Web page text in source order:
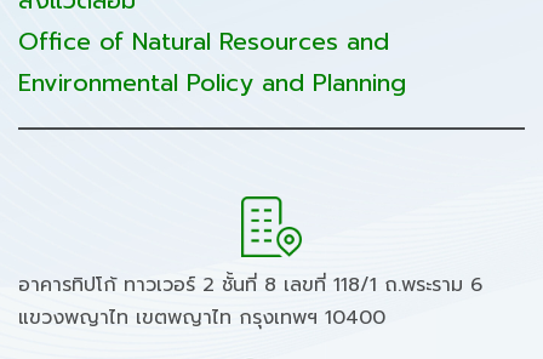
Office of Natural Resources and
Environmental Policy and Planning
อาคารทิปโก้ ทาวเวอร์ 2 ชั้นที่ 8 เลขที่ 118/1 ถ.พระราม 6
แขวงพญาไท เขตพญาไท กรุงเทพฯ 10400